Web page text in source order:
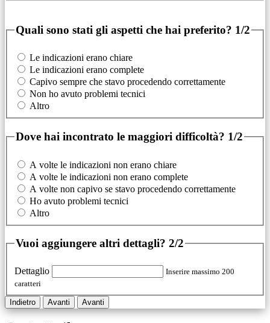
Quali sono stati gli aspetti che hai preferito? 1/2
Le indicazioni erano chiare
Le indicazioni erano complete
Capivo sempre che stavo procedendo correttamente
Non ho avuto problemi tecnici
Altro
Dove hai incontrato le maggiori difficoltà? 1/2
A volte le indicazioni non erano chiare
A volte le indicazioni non erano complete
A volte non capivo se stavo procedendo correttamente
Ho avuto problemi tecnici
Altro
Vuoi aggiungere altri dettagli? 2/2
Dettaglio
Inserire massimo 200
caratteri
Indietro Avanti Avanti